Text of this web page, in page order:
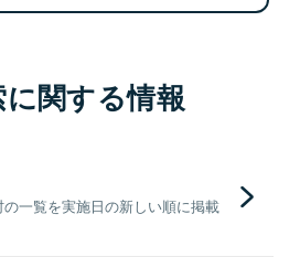
関する情報
一覧を実施日の新しい順に掲載